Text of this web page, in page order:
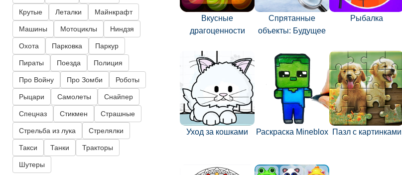
Вкусные
драгоценности
Спрятанные
объекты: Будущее
Рыбалка
Уход за кошками Раскраска Mineblox Пазл с картинками
Крутые Леталки Майнкрафт
Машины Мотоциклы Ниндзя
Охота Парковка Паркур
Пираты Поезда Полиция
Про Войну Про Зомби Роботы
Рыцари Самолеты Снайпер
Спецназ Стикмен Страшные
Стрельба из лука Стрелялки
Такси Танки Тракторы
Шутеры